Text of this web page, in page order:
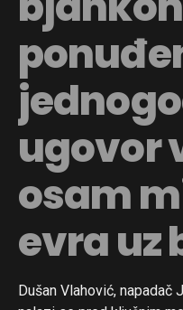
ugovor
osam
evra uz
Dušan Vlahović, napadač